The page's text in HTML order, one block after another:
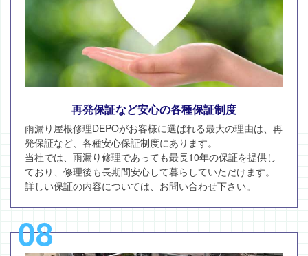
再発保証など安心の各種保証制度
雨漏り屋根修理DEPOがお客様に選ばれる最大の理由は、再
発保証など、各種安心保証制度にあります。
当社では、雨漏り修理であっても最長10年の保証を提供し
ており、修理後も長期間安心して暮らしていただけます。
詳しい保証の内容については、お問い合わせ下さい。
08